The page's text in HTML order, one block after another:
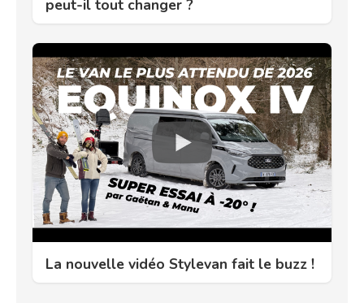
peut-il tout changer ?
La nouvelle vidéo Stylevan fait le buzz !